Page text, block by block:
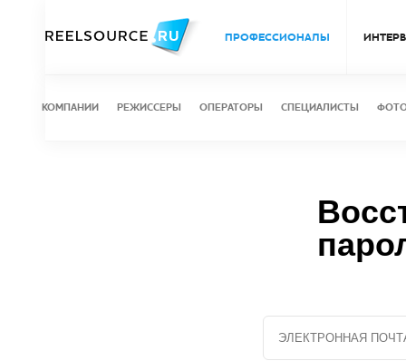
ПРОФЕССИОНАЛЫ
КОМПАНИИ РЕЖИССЕРЫ ОПЕРАТОРЫ СПЕЦИАЛИСТЫ